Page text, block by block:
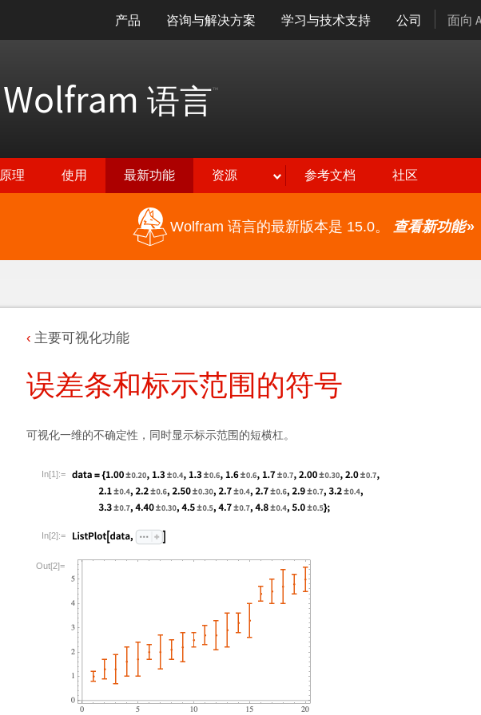
产品 咨询与解决方案 学习与技术支持 公司 面向
Wolfram 语言™
原理 使用 最新功能 资源 参考文档 社区
Wolfram 语言的最新版本是 15.0。 查看新功能»
主要可视化功能
误差条和标示范围的符号
可视化一维的不确定性，同时显示标示范围的短横杠。
In[1]:=
In[2]:=
Out[2]=